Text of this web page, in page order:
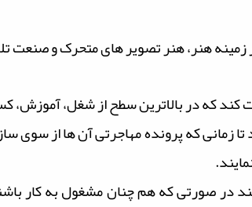
زمینه هنر، هنر تصویر های متحرک و صنعت
کند که در بالاترین سطح از شغل، آموزش،
زمانی که پرونده مهاجرتی آن ها از سوی
در صورتی که هم چنان مشغول به کار